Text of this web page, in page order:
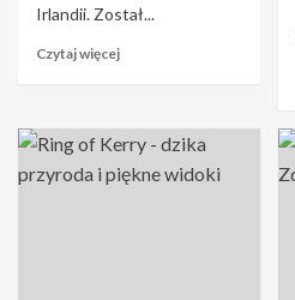
Irlandii. Został...
Czytaj więcej